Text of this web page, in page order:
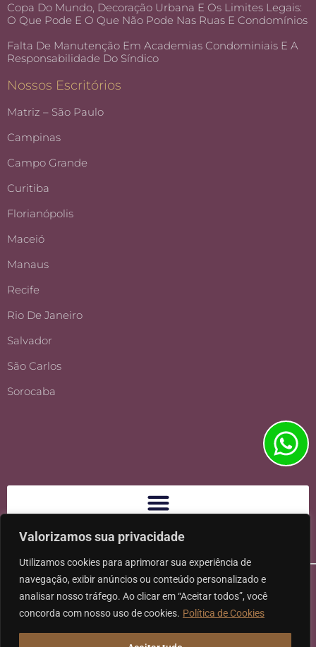
Valorizamos sua privacidade
Utilizamos cookies para aprimorar sua experiência de
navegação, exibir anúncios ou conteúdo personalizado e
analisar nosso tráfego. Ao clicar em “Aceitar todos”, você
concorda com nosso uso de cookies. Política de Cookies
Copa Do Mundo, Decoração Urbana E Os Limites Legais:
O Que Pode E O Que Não Pode Nas Ruas E Condomínios
Falta De Manutenção Em Academias Condominiais E A
Responsabilidade Do Síndico
Nossos Escritórios
Matriz – São Paulo
Campinas
Campo Grande
Curitiba
Florianópolis
Maceió
Manaus
Recife
Rio De Janeiro
Salvador
São Carlos
Sorocaba
Ⓒ 2026 - Todos os direitos reservados à Karpat Sociedade de